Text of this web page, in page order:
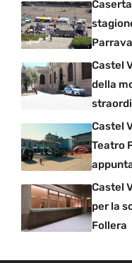
Castel
della
Castel
Teatro
Castel
per la
Follera